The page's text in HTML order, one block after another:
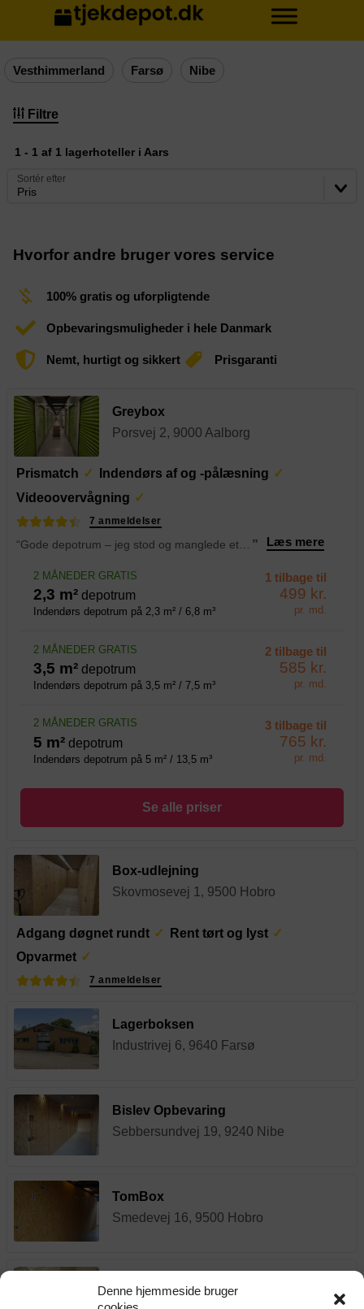
Denne hjemmeside bruger
Vesthimmerland Farsø Nibe
Filtre
1 - 1 af 1 lagerhoteller i Aars
Pris
Sortér efter
Hvorfor andre bruger vores service
100% gratis og uforpligtende
Opbevaringsmuligheder i hele Danmark
Nemt, hurtigt og sikkert Prisgaranti
Greybox
Porsvej 2, 9000 Aalborg
Prismatch
Indendørs af og -pålæsning
Videoovervågning
7 anmeldelser
” Læs mere
2 MÅNEDER GRATIS
2,3 m² depotrum
Indendørs depotrum på 2,3 m² / 6,8 m³
1 tilbage til
499 kr.
pr. md.
2 MÅNEDER GRATIS
3,5 m² depotrum
Indendørs depotrum på 3,5 m² / 7,5 m³
2 tilbage til
585 kr.
pr. md.
2 MÅNEDER GRATIS
5 m² depotrum
Indendørs depotrum på 5 m² / 13,5 m³
3 tilbage til
765 kr.
pr. md.
Se alle priser
Box-udlejning
Skovmosevej 1, 9500 Hobro
Adgang døgnet rundt
Rent tørt og lyst
Opvarmet
7 anmeldelser
Lagerboksen
Industrivej 6, 9640 Farsø
Bislev Opbevaring
Sebbersundvej 19, 9240 Nibe
TomBox
Smedevej 16, 9500 Hobro
Hovedgaden 56, 9200 Skals